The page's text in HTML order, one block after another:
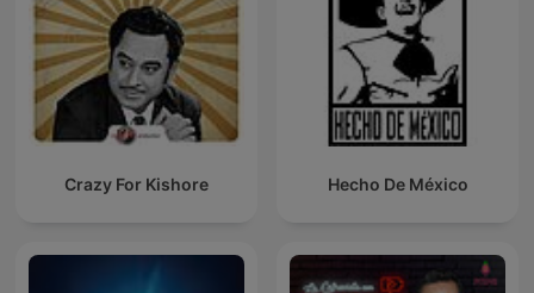
Crazy For Kishore Hecho De México